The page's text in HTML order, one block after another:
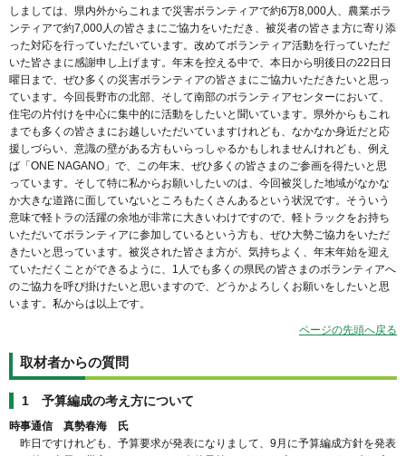
しましては、県内外からこれまで災害ボランティアで約6万8,000人、農業ボラ
ンティアで約7,000人の皆さまにご協力をいただき、被災者の皆さま方に寄り添
った対応を行っていただいています。改めてボランティア活動を行っていただ
いた皆さまに感謝申し上げます。年末を控える中で、本日から明後日の22日日
曜日まで、ぜひ多くの災害ボランティアの皆さまにご協力いただきたいと思っ
ています。今回長野市の北部、そして南部のボランティアセンターにおいて、
住宅の片付けを中心に集中的に活動をしたいと聞いています。県外からもこれ
までも多くの皆さまにお越しいただいていますけれども、なかなか身近だと応
援しづらい、意識の壁がある方もいらっしゃるかもしれませんけれども、例え
ば「ONE NAGANO」で、この年末、ぜひ多くの皆さまのご参画を得たいと思
っています。そして特に私からお願いしたいのは、今回被災した地域がなかな
か大きな道路に面していないところもたくさんあるという状況です。そういう
意味で軽トラの活躍の余地が非常に大きいわけですので、軽トラックをお持ち
いただいてボランティアに参加しているという方も、ぜひ大勢ご協力をいただ
きたいと思っています。被災された皆さま方が、気持ちよく、年末年始を迎え
ていただくことができるように、1人でも多くの県民の皆さまのボランティアへ
のご協力を呼び掛けたいと思いますので、どうかよろしくお願いをしたいと思
います。私からは以上です。
ページの先頭へ戻る
取材者からの質問
1 予算編成の考え方について
時事通信 真勢春海 氏
昨日ですけれども、予算要求が発表になりまして、9月に予算編成方針を発表